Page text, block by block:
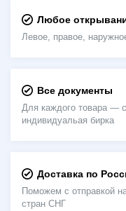
Любое
Левое, правое,
Все документы
Для каждого товара —
индивидуальая бирка
Доставка по
Поможем с отправкой
стран СНГ